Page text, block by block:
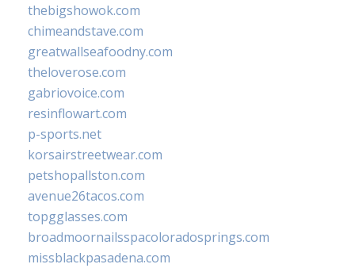
thebigshowok.com
chimeandstave.com
greatwallseafoodny.com
theloverose.com
gabriovoice.com
resinflowart.com
p-sports.net
korsairstreetwear.com
petshopallston.com
avenue26tacos.com
topgglasses.com
broadmoornailsspacoloradosprings.com
missblackpasadena.com